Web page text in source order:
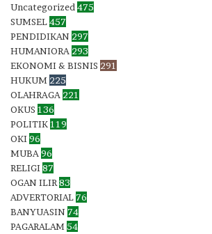
Uncategorized 475
SUMSEL457
PENDIDIKAN 297
HUMANIORA 293
EKONOMI & BISNIS 291
HUKUM 225
OLAHRAGA 221
OKUS 136
POLITIK119
OKI96
MUBA 96
RELIGI87
OGAN ILIR 83
ADVERTORIAL 76
BANYUASIN 74
PAGARALAM54